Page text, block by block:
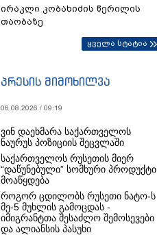
ირაკლი კობახიძის წერილის
თაობაზე
ყველა სტატია
პრესის მიმოხილვა
06.08.2026 / 09:19
ვინ დაეხმარა საქართველოს
ნაურუს პოზიციის შეცვლაში
საქართველოს რუსეთის მიერ
“დაწუნებული” სომხური პროდუქტი
მოაწყდება
როგორ ცდილობს რუსეთი ნატო-ს
მე-5 მუხლის გამოცდას -
იმიგრანტთა შესაძლო შემოსევები
და ალიანსის პასუხი